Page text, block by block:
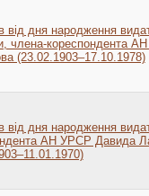
від дня народження
члена-кореспондента
(23.02.1903–17.10.1978)
від дня народження
АН УРСР Давида